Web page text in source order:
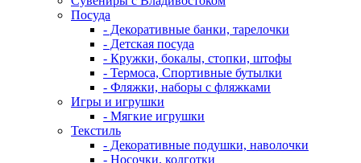
Посуда
- Декоративные банки, тарелочки
- Детская посуда
- Кружки, бокалы, стопки, штофы
- Термоса, Спортивные бутылки
- Фляжки, наборы с фляжками
Игры и игрушки
- Мягкие игрушки
Текстиль
- Декоративные подушки, наволочки
- Носочки, колготки